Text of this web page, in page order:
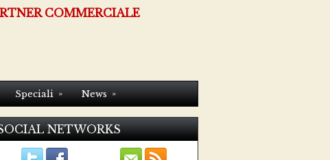
COMMERCIALE
Speciali » News »
NETWORKS